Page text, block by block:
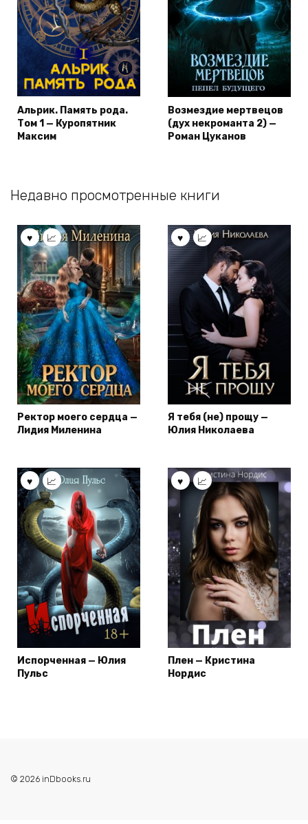
Альрик. Память рода.
Том 1 — Куропятник
Максим
Возмездие мертвецов
(дух некроманта 2) —
Роман Цуканов
Недавно просмотренные книги
Ректор моего сердца —
Лидия Миленина
Я тебя (не) прощу —
Юлия Николаева
Испорченная — Юлия
Пульс
Плен — Кристина
Нордис
© 2026 inDbooks.ru